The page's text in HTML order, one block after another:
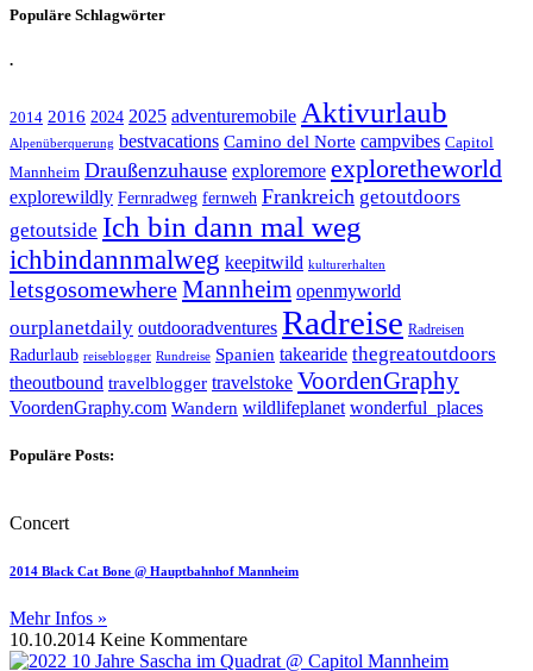
Populäre Schlagwörter
.
2014 2016 2024 2025 adventuremobile Aktivurlaub
Alpenüberquerung bestvacations Camino del Norte campvibes Capitol
Mannheim Draußenzuhause exploremore exploretheworld
explorewildly Fernradweg fernweh Frankreich getoutdoors
getoutside Ich bin dann mal weg
ichbindannmalweg keepitwild kulturerhalten
letsgosomewhereMannheim openmyworld
ourplanetdaily outdooradventures Radreise Radreisen
Radurlaub reiseblogger Rundreise Spanien takearide thegreatoutdoors
theoutbound travelblogger travelstoke VoordenGraphy
VoordenGraphy.com Wandern wildlifeplanet wonderful_places
Populäre Posts:
Concert
2014 Black Cat Bone @ Hauptbahnhof Mannheim
Mehr Infos »
10.10.2014 Keine Kommentare